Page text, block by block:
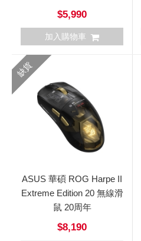
$5,990
加入購物車
缺貨
ASUS 華碩 ROG Harpe II
Extreme Edition 20 無線滑
鼠 20周年
$8,190